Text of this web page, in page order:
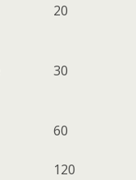
20
30
60
120